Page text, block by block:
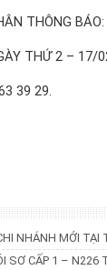
THÔNG
THỨ 2 – 17/
39 29.
NHÁNH MỚI TẠI
SƠ CẤP 1 – N226